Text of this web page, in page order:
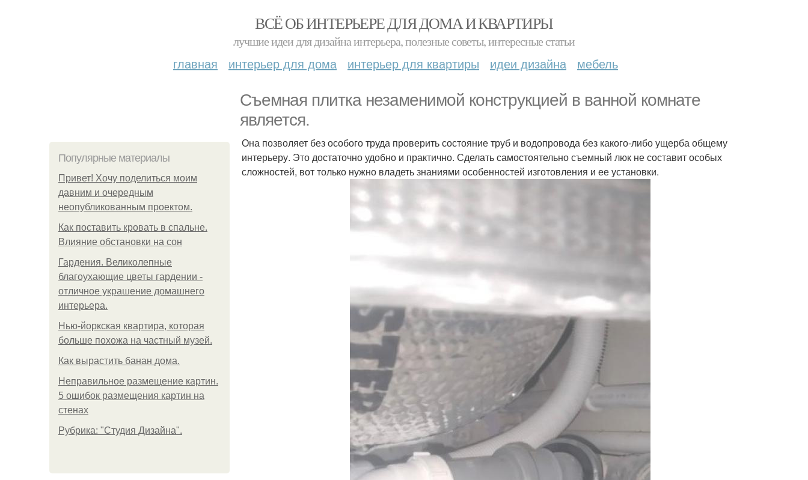
ВСЁ ОБ ИНТЕРЬЕРЕ ДЛЯ ДОМА И КВАРТИРЫ
лучшие идеи для дизайна интерьера, полезные советы, интересные статьи
главная интерьер для дома интерьер для квартиры идеи дизайна мебель
Съемная плитка незаменимой конструкцией в ванной комнате
является.
Популярные материалы
Привет! Хочу поделиться моим
давним и очередным
неопубликованным проектом.
Как поставить кровать в спальне.
Влияние обстановки на сон
Гардения. Великолепные
благоухающие цветы гардении -
отличное украшение домашнего
интерьера.
Нью-йоркская квартира, которая
больше похожа на частный музей.
Как вырастить банан дома.
Неправильное размещение картин.
5 ошибок размещения картин на
стенах
Рубрика: "Студия Дизайна".
Она позволяет без особого труда проверить состояние труб и водопровода без какого-либо ущерба общему
интерьеру. Это достаточно удобно и практично. Сделать самостоятельно съемный люк не составит особых
сложностей, вот только нужно владеть знаниями особенностей изготовления и ее установки.